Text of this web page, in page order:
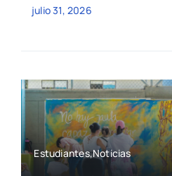
julio 31, 2026
Estudiantes,Noticias